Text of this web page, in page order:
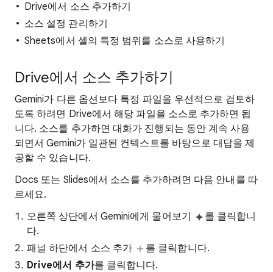
Drive에서 소스 추가하기
소스 설정 관리하기
Sheets에서 셀의 특정 범위를 소스로 사용하기
Drive에서 소스 추가하기
Gemini가 다른 옵션보다 특정 파일을 우선적으로 검토하
도록 하려면 Drive에서 해당 파일을 소스로 추가하면 됩
니다. 소스를 추가하면 대화가 진행되는 동안 계속 사용
되면서 Gemini가 일관된 컨텍스트를 바탕으로 대답을 제
공할 수 있습니다.
Docs 또는 Slides에서 소스를 추가하려면 다음 안내를 따
르세요.
오른쪽 상단에서 Gemini에게 물어보기
를 클릭합니
다.
패널 하단에서 소스 추가
를 클릭합니다.
Drive에서 추가를 클릭합니다.